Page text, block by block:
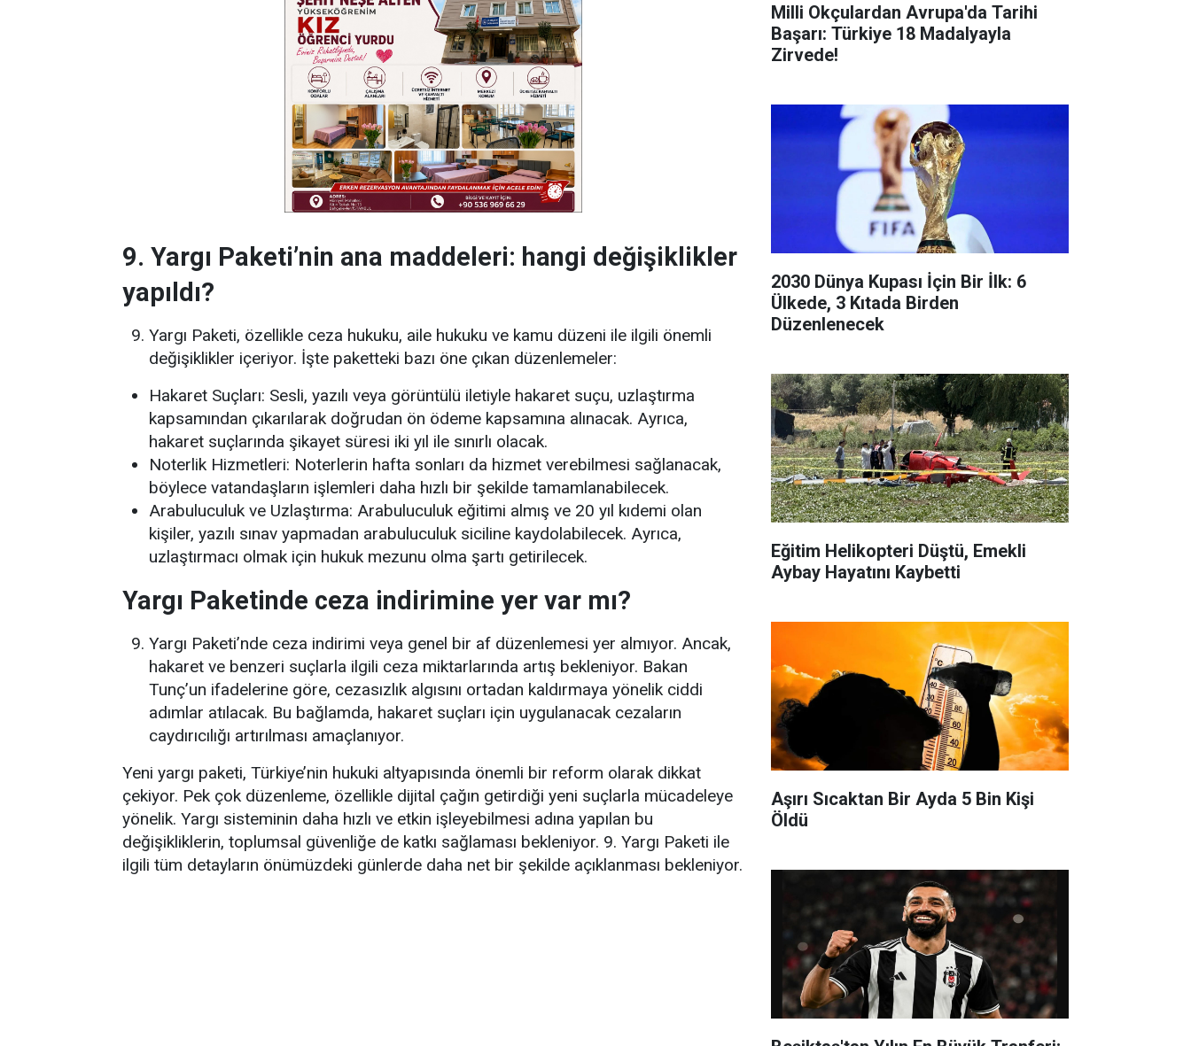
9. Yargı Paketi’nin ana maddeleri: hangi değişiklikler
yapıldı?
Yargı Paketi, özellikle ceza hukuku, aile hukuku ve kamu düzeni ile ilgili önemli
değişiklikler içeriyor. İşte paketteki bazı öne çıkan düzenlemeler:
Hakaret Suçları: Sesli, yazılı veya görüntülü iletiyle hakaret suçu, uzlaştırma
kapsamından çıkarılarak doğrudan ön ödeme kapsamına alınacak. Ayrıca,
hakaret suçlarında şikayet süresi iki yıl ile sınırlı olacak.
Noterlik Hizmetleri: Noterlerin hafta sonları da hizmet verebilmesi sağlanacak,
böylece vatandaşların işlemleri daha hızlı bir şekilde tamamlanabilecek.
Arabuluculuk ve Uzlaştırma: Arabuluculuk eğitimi almış ve 20 yıl kıdemi olan
kişiler, yazılı sınav yapmadan arabuluculuk siciline kaydolabilecek. Ayrıca,
uzlaştırmacı olmak için hukuk mezunu olma şartı getirilecek.
Yargı Paketinde ceza indirimine yer var mı?
Yargı Paketi’nde ceza indirimi veya genel bir af düzenlemesi yer almıyor. Ancak,
hakaret ve benzeri suçlarla ilgili ceza miktarlarında artış bekleniyor. Bakan
Tunç’un ifadelerine göre, cezasızlık algısını ortadan kaldırmaya yönelik ciddi
adımlar atılacak. Bu bağlamda, hakaret suçları için uygulanacak cezaların
caydırıcılığı artırılması amaçlanıyor.
Yeni yargı paketi, Türkiye’nin hukuki altyapısında önemli bir reform olarak dikkat
çekiyor. Pek çok düzenleme, özellikle dijital çağın getirdiği yeni suçlarla mücadeleye
yönelik. Yargı sisteminin daha hızlı ve etkin işleyebilmesi adına yapılan bu
değişikliklerin, toplumsal güvenliğe de katkı sağlaması bekleniyor. 9. Yargı Paketi ile
ilgili tüm detayların önümüzdeki günlerde daha net bir şekilde açıklanması bekleniyor.
Milli Okçulardan Avrupa'da Tarihi
Başarı: Türkiye 18 Madalyayla
Zirvede!
2030 Dünya Kupası İçin Bir İlk: 6
Ülkede, 3 Kıtada Birden
Düzenlenecek
Eğitim Helikopteri Düştü, Emekli
Aybay Hayatını Kaybetti
Aşırı Sıcaktan Bir Ayda 5 Bin Kişi
Öldü